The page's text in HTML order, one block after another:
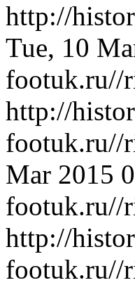
http://
Tue, 10
footuk.ru//
http://
footuk.ru//
Mar 2015
footuk.ru//
http://
footuk.ru//